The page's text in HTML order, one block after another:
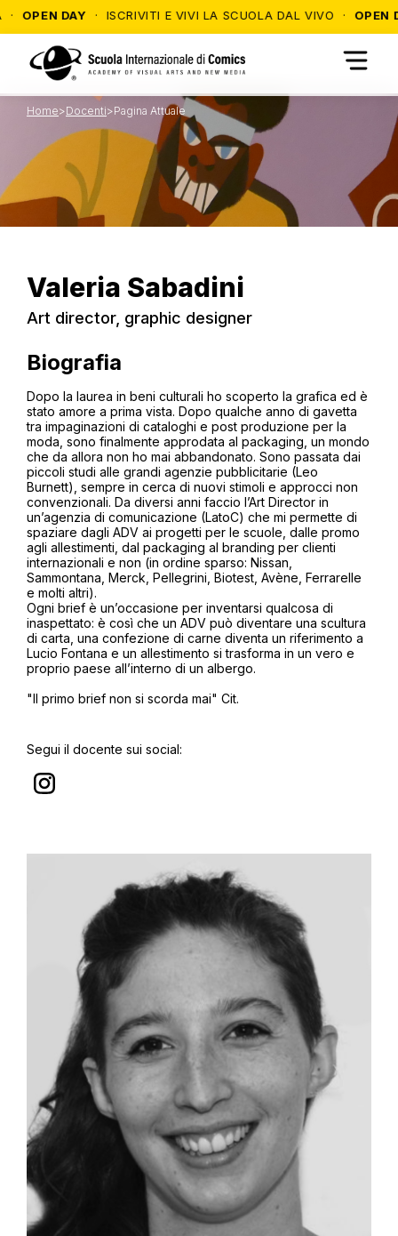
DAY· ISCRIVITI E VIVI LA SCUOLA DAL VIVO ·OPEN DAY·
Home>Docenti>Pagina Attuale
Valeria Sabadini
Art director, graphic designer
Biografia
Dopo la laurea in beni culturali ho scoperto la grafica ed è
stato amore a prima vista. Dopo qualche anno di gavetta
tra impaginazioni di cataloghi e post produzione per la
moda, sono finalmente approdata al packaging, un mondo
che da allora non ho mai abbandonato. Sono passata dai
piccoli studi alle grandi agenzie pubblicitarie (Leo
Burnett), sempre in cerca di nuovi stimoli e approcci non
convenzionali. Da diversi anni faccio l’Art Director in
un’agenzia di comunicazione (LatoC) che mi permette di
spaziare dagli ADV ai progetti per le scuole, dalle promo
agli allestimenti, dal packaging al branding per clienti
internazionali e non (in ordine sparso: Nissan,
Sammontana, Merck, Pellegrini, Biotest, Avène, Ferrarelle
e molti altri).
Ogni brief è un’occasione per inventarsi qualcosa di
inaspettato: è così che un ADV può diventare una scultura
di carta, una confezione di carne diventa un riferimento a
Lucio Fontana e un allestimento si trasforma in un vero e
proprio paese all’interno di un albergo.
"Il primo brief non si scorda mai" Cit.
Segui il docente sui social: